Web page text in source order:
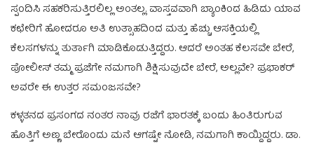
ಸ್ಪಂದಿಸಿ ಸಹಕರಿಸುತ್ತಿರಲಿಲ್ಲ ಅಂತಲ್ಲ. ವಾಸ್ತವವಾಗಿ ಬ್ಯಾಂಕಿಂದ ಹಿಡಿದು ಯಾವ
ಕಛೇರಿಗೆ ಹೋದರೂ ಅತಿ ಉತ್ಸಾಹದಿಂದ ಮತ್ತು ಹೆಚ್ಚು ಆಸಕ್ತಿಯಲ್ಲಿ
ಕೆಲಸಗಳನ್ನು ತುರ್ತಾಗಿ ಮಾಡಿಕೊಡುತ್ತಿದ್ದರು. ಆದರೆ ಅಂತಹ ಕೆಲಸವೇ ಬೇರೆ,
ಪೋಲೀಸ್ ತಮ್ಮ ಪ್ರಜೆಗೇ ನಮಗಾಗಿ ಶಿಕ್ಷಿಸುವುದೇ ಬೇರೆ, ಅಲ್ಲವೇ? ಪ್ರಭಾಕರ್
ಅವರೇ ಈ ಉತ್ತರ ಸಮಂಜಸವೇ?
ಕಳ್ಳತನದ ಪ್ರಸಂಗದ ನಂತರ ನಾವು ರಜೆಗೆ ಭಾರತಕ್ಕೆ ಬಂದು ಹಿಂತಿರುಗುವ
ಹೊತ್ತಿಗೆ ಅಣ್ಣ ಬೇರೊಂದು ಮನೆ ಆಗಷ್ಟೇ ನೋಡಿ, ನಮಗಾಗಿ ಕಾಯ್ದಿದ್ದರು. ಡಾ.